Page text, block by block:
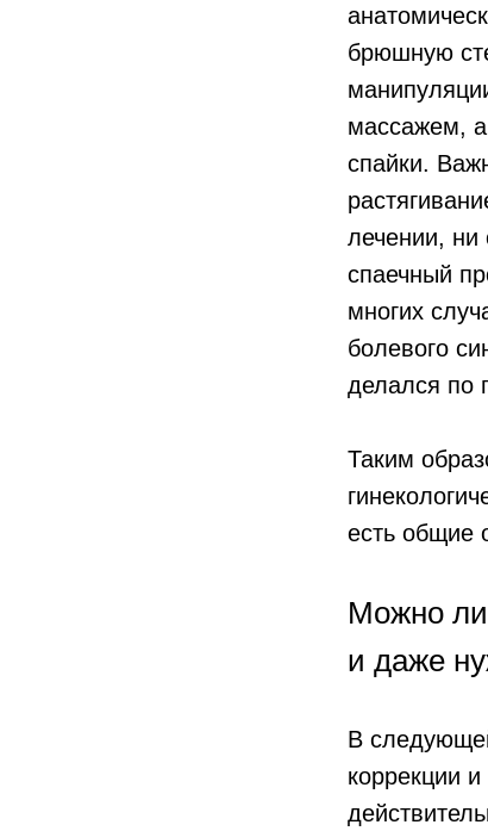
брюшную
массажем, а
спайки.
лечении, ни
спаечный
многих
болевого
делался по
Таким
есть общие
Можно ли
и даже
В
коррекции